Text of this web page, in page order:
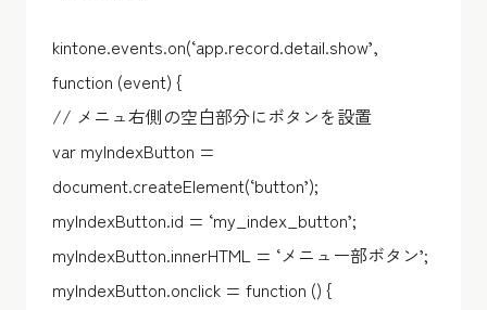
kintone.events.on(‘app.record.detail.show’,
function (event) {
// メニュ右側の空白部分にボタンを設置
var myIndexButton =
document.createElement(‘button’);
myIndexButton.id = ‘my_index_button’;
myIndexButton.innerHTML = ‘メニュー部ボタン’;
myIndexButton.onclick = function () {